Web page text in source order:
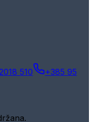
510
+385 95